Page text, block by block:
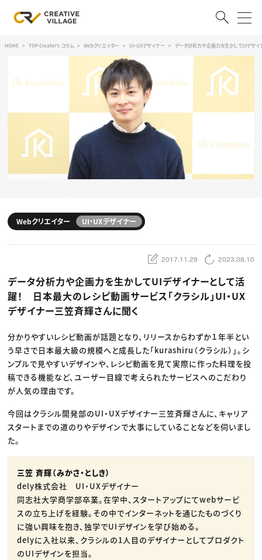
ログイン
RECRUIT
クリエイター求人を探す
CREATIVE JOB求人検索
特集求人
スキルアップしたい！
デザイン
編集・ライティング
マーケティング
ディレクション
業界解説・キャリア事情
お役立ち基礎知識
TOP Creator’s コラム
Webクリエイター
アプリクリエイター
ゲームクリエイター
映像クリエイター
マーケッター
C＆R Magazine
セミナー
ニュース・トレンド
Web
映像
ゲーム・エンタメ
広告
出版
CREATIVE VILLAGEからのお知らせ
プロフェッショナル×つながる×メディア
HOME TOP Creator's コラム Webクリエイター UI・UXデザイナー データ分析力や企画力を生かしてUIデザイ
Webクリエイター UI・UXデザイナー
2017.11.29 2023.08.10
データ分析力や企画力を生かしてUIデザイナーとして活
躍！ 日本最大のレシピ動画サービス「クラシル」UI・UX
デザイナー三笠斉輝さんに聞く
分かりやすいレシピ動画が話題となり、リリースからわずか１年半とい
う早さで日本最大級の規模へと成長した「kurashiru（クラシル）」。シ
ンプルで見やすいデザインや、レシピ動画を見て実際に作った料理を投
稿できる機能など、ユーザー目線で考えられたサービスへのこだわり
が人気の理由です。
今回はクラシル開発部のUI・UXデザイナー三笠斉輝さんに、キャリア
スタートまでの道のりやデザインで大事にしていることなどを伺いまし
た。
三笠 斉輝（みかさ・としき）
dely株式会社 UI・UXデザイナー
同志社大学商学部卒業。在学中、スタートアップにてwebサービ
スの立ち上げを経験。その中でインターネットを通じたものづくり
に強い興味を抱き、独学でUIデザインを学び始める。
delyに入社以来、クラシルの1人目のデザイナーとしてプロダクト
のUIデザインを担当。